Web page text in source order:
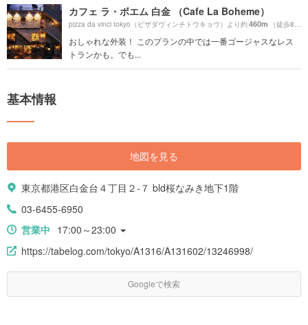
カフェ ラ・ボエム 白金 （Cafe La Boheme）
pizza da vinci tokyo（ピザダヴィンチトウキョウ）より約460m （徒歩8分）
おしゃれな外装！ このプランの中では一番ゴージャスなレス
トランかも。でも...
基本情報
地図を見る
東京都港区白金台４丁目２-７ bld桜なみき地下1階
03-6455-6950
営業中 17:00～23:00
https://tabelog.com/tokyo/A1316/A131602/13246998/
Googleで検索